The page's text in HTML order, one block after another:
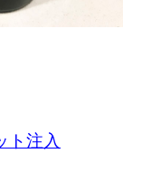
ト注入